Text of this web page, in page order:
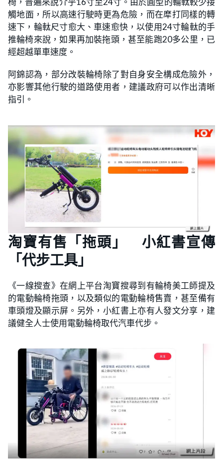
觸地面，所以高速行駛時更為危險，而在犘打同樣的轉
速下，輪軚尺寸愈大、車速愈快，以使用24寸輪軚的手
推輪椅來說，如果再加裝拖頭，甚至能跑20多公里，已
經超越單車速度。
阿錦認為，部分改裝輪椅除了對自身安全構成危險外，
亦影響其他行駛的道路使用者，建議政府可以作出清晰
指引。
淘寶有售「拖頭」 小紅書宣傳
「代步工具」
《一線搜查》在網上平台淘寶搜尋到有輪椅美工師提及
的電動輪椅拖頭，以及類似的電動輪椅售賣，甚至備有
車頭燈及顯示屏。另外，小紅書上亦有人發文分享，建
議健全人士使用電動輪椅取代汽車代步。